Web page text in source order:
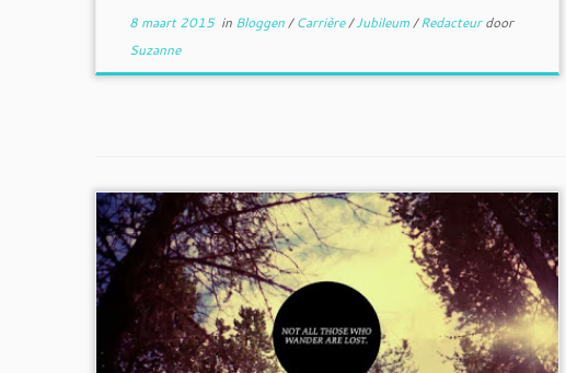
8 maart 2015in Bloggen/Carrière/Jubileum/Redacteurdoor
Suzanne